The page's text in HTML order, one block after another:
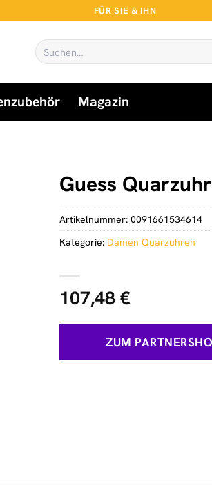
FÜR SIE & IHN
Suchen
nach:
Magazin
Guess
107,48 €
ZUM
Artikelnummer: 0091661534614
Kategorie: Damen Quarzuhren